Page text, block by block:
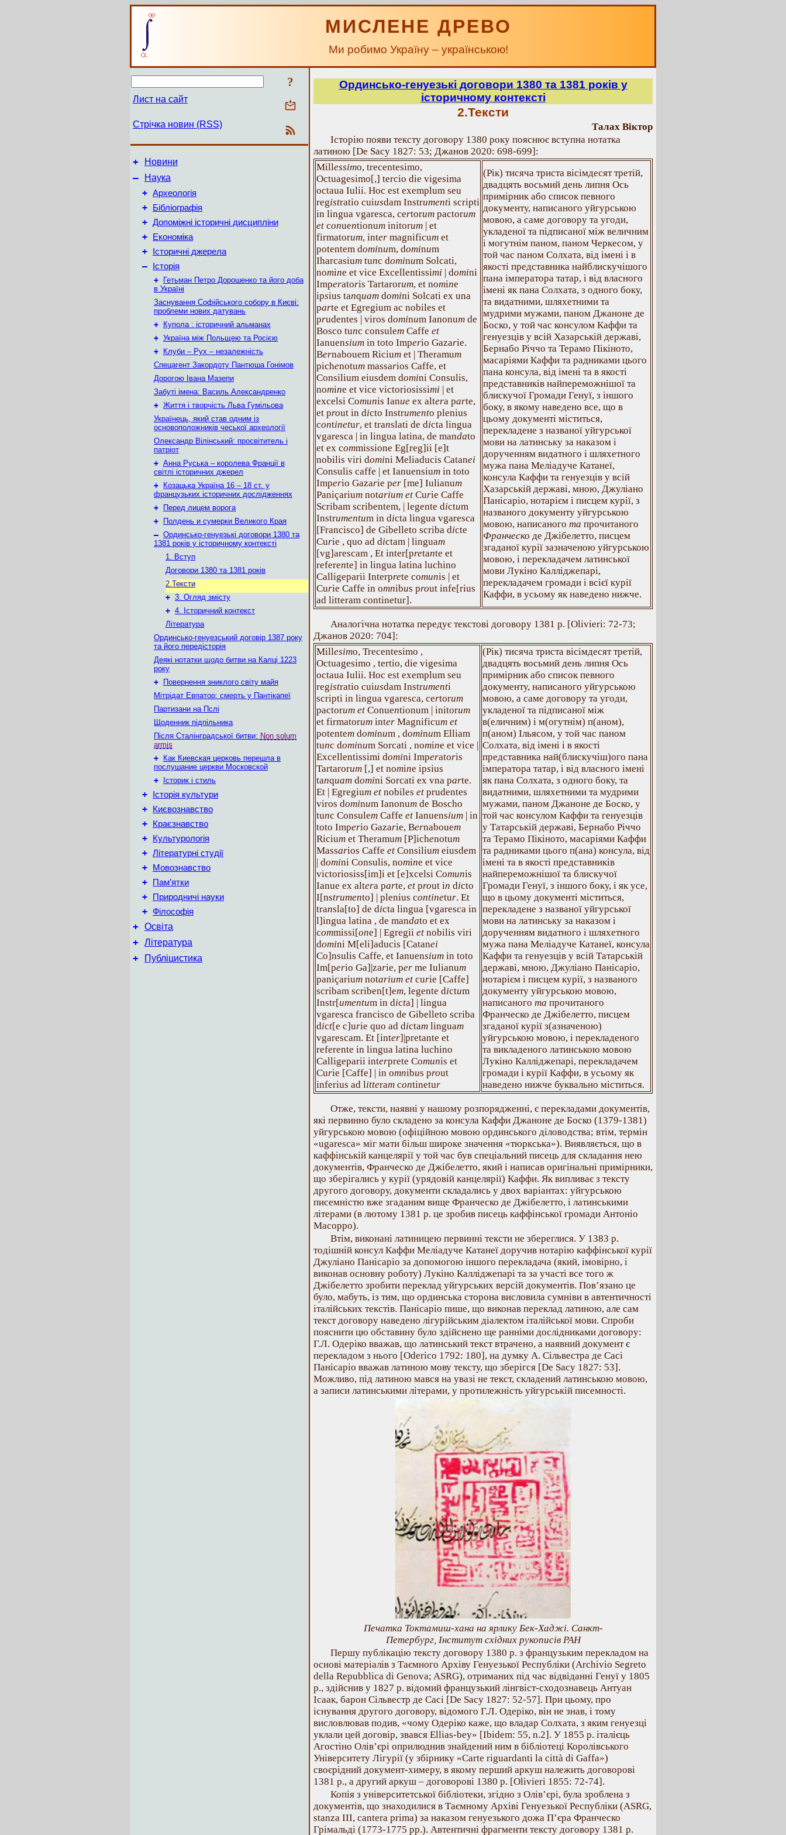
МИСЛЕНЕ ДРЕВО
Ми робимо Україну – українською!
?
Лист на сайт
Стрічка новин (RSS)
+ Новини
–
Наука
+ Археологія
+ Бібліографія
+ Допоміжні історичні дисципліни
+ Економіка
+ Історичні джерела
– Історія
+
Гетьман Петро Дорошенко та його доба
в Україні
Заснування Софійського собору в Києві:
проблеми нових датувань
+
Купола : історичний альманах
+ Україна між Польщею та Росією
+
Клуби – Рух – незалежність
Спецагент Закордоту Пантюша Гонімов
Дорогою Івана Мазепи
Забуті імена: Василь Александренко
+ Життя і творчість Льва Гумільова
Українець, який став одним із
основоположників чеської археології
Олександр Вілінський: просвітитель і
патріот
+ Анна Руська – королева Франції в
світлі історичних джерел
+
Козацька Україна 16 – 18 ст. у
французьких історичних дослідженнях
+
Перед лицем ворога
+
Полдень и сумерки Великого Края
– Ординсько-генуезькі договори 1380 та
1381 років у історичному контексті
1. Вступ
Договори 1380 та 1381 років
2.Тексти
+ 3. Огляд змісту
+ 4. Історичний контекст
Література
Ординсько-генуезський договір 1387 року
та його передісторія
Деякі нотатки щодо битви на Калці 1223
року
+
Повернення зниклого світу майя
Мітрідат Евпатор: смерть у Пантікапеї
Партизани на Пслі
Щоденник підпільника
Після Сталінградської битви: Non solum
armis
+
Как Киевская церковь перешла в
послушание церкви Московской
+
Історик і стиль
+ Історія культури
+ Києвознавство
+ Краєзнавство
+ Культурологія
+ Літературні студії
+ Мовознавство
+ Пам’ятки
+ Природничі науки
+ Філософія
+ Освіта
+ Література
+ Публіцистика
Ординсько-генуезькі договори 1380 та 1381 років у
історичному контексті
2.Тексти
Талах Віктор
Історію появи тексту договору 1380 року пояснює вступна нотатка
латиною [De Sacy 1827: 53; Джанов 2020: 698-699]:
Millessimo, trecentesimo,
Octuagesimo[,] tercio die vigesima
octaua Iulii. Hoc est exemplum seu
registratio cuiusdam Instrumenti scripti
in lingua vgaresca, certorum pactorum
et conuentionum initorum | et
firmatorum, inter magnificum et
potentem dominum, dominum
Iharcasium tunc dominum Solcati,
nomine et vice Excellentissimi | domini
Imperatoris Tartarorum, et nomine
ipsius tanquam domini Solcati ex una
parte et Egregium ac nobiles et
prudentes | viros dominum Ianonum de
Bosco tunc consulem Caffe et
Ianuensium in toto Imperio Gazarie.
Bernabouem Ricium et | Theramum
pichenotum massarios Caffe, et
Consilium eiusdem domini Consulis,
nomine et vice victoriosissimi | et
excelsi Comunis Ianue ex altera parte,
et prout in dicto Instrumento plenius
continetur, et translati de dicta lingua
vgaresca | in lingua latina, de mandato
et ex commissione Eg[reg]ii [e]t
nobilis viri domini Meliaducis Catanei
Consulis caffe | et Ianuensium in toto
Imperio Gazarie per [me] Iulianum
Paniçarium notarium et Curie Caffe
Scribam scribentem, | legente dictum
Instrumentum in dicta lingua vgaresca
[Francisco] de Gibelleto scriba dicte
Curie , quo ad dictam | linguam
[vg]arescam , Et inter[pretante et
referente] in lingua latina luchino
Calligeparii Interprete comunis | et
Curie Caffe in omnibus prout infe[rius
ad litteram continetur].
(Рік) тисяча триста вісімдесят третій,
двадцять восьмий день липня Ось
примірник або список певного
документу, написаного уйгурською
мовою, а саме договору та угоди,
укладеної та підписаної між величним
і могутнім паном, паном Черкесом, у
той час паном Солхата, від імені і в
якості представника найблискучішого
пана імператора татар, і від власного
імені як пана Солхата, з одного боку,
та видатними, шляхетними та
мудрими мужами, паном Джаноне де
Боско, у той час консулом Каффи та
генуезців у всій Хазарській державі,
Бернабо Річчо та Терамо Пікіното,
масаріями Каффи та радниками цього
пана консула, від імені та в якості
представників найпереможнішої та
блискучої Громади Генуї, з іншого
боку, в якому наведено все, що в
цьому документі міститься,
перекладене з названої уйгурської
мови на латинську за наказом і
дорученням видатного і шляхетного
мужа пана Меліадуче Катанеї,
консула Каффи та генуезців у всій
Хазарській державі, мною, Джуліано
Панісаріо, нотарієм і писцем курії, з
названого документу уйгурською
мовою, написаного та прочитаного
Франческо де Джібелетто, писцем
згаданої курії зазначеною уйгурською
мовою, і перекладачем латинської
мови Лукіно Калліджепарі,
перекладачем громади і всієї курії
Каффи, в усьому як наведено нижче.
Аналогічна нотатка передує текстові договору 1381 р. [Olivieri: 72-73;
Джанов 2020: 704]:
Millesimo, Trecentesimo ,
Octuagesimo , tertio, die vigesima
octaua Iulii. Hoc est exemplum seu
registratio cuiusdam Instrumenti
scripti in lingua vgaresca, certorum
pactorum et Conuentionum | initorum
et firmatorum inter Magnificum et
potentem dominum , dominum Elliam
tunc dominum Sorcati , nomine et vice |
Excellentissimi domini Imperatoris
Tartarorum [,] et nomine ipsius
tanquam domini Sorcati ex vna parte.
Et | Egregium et nobiles et prudentes
viros dominum Ianonum de Boscho
tunc Consulem Caffe et Ianuensium | in
toto Imperio Gazarie, Bernabouem
Ricium et Theramum [P]ichenotum
Massarios Caffe et Consilium eiusdem
| domini Consulis, nomine et vice
victoriosiss[im]i et [e]xcelsi Comunis
Ianue ex altera parte, et prout in dicto
I[nstrumento] | plenius continetur. Et
transla[to] de dicta lingua [vgaresca in
l]ingua latina , de mandato et ex
commissi[one] | Egregii et nobilis viri
domini M[eli]aducis [Catanei
Co]nsulis Caffe, et Ianuensium in toto
Im[perio Ga]|zarie, per me Iulianum
paniçarium notarium et curie [Caffe]
scribam scriben[t]em, legente dictum
Instr[umentum in dicta] | lingua
vgaresca francisco de Gibelleto scriba
dict[e c]urie quo ad dictam linguam
vgarescam. Et [inter]|pretante et
referente in lingua latina luchino
Calligeparii interprete Comunis et
Curie [Caffe] | in omnibus prout
inferius ad litteram continetur
(Рік) тисяча триста вісімдесят третій,
двадцять восьмий день липня Ось
примірник або список певного
документу, написаного уйгурською
мовою, а саме договору та угоди,
укладеної та підписаної між
в(еличним) і м(огутнім) п(аном),
п(аном) Ільясом, у той час паном
Солхата, від імені і в якості
представника най(блискучіш)ого пана
імператора татар, і від власного імені
як пана Солхата, з одного боку, та
видатними, шляхетними та мудрими
мужами, паном Джаноне де Боско, у
той час консулом Каффи та генуезців
у Татарській державі, Бернабо Річчо
та Терамо Пікіното, масаріями Каффи
та радниками цього п(ана) консула, від
імені та в якості представників
найпереможнішої та блискучої
Громади Генуї, з іншого боку, і як усе,
що в цьому документі міститься,
перекладене з названої уйгурської
мови на латинську за наказом і
дорученням видатного і шляхетного
мужа пана Меліадуче Катанеї, консула
Каффи та генуезців у всій Татарській
державі, мною, Джуліано Панісаріо,
нотарієм і писцем курії, з названого
документу уйгурською мовою,
написаного та прочитаного
Франческо де Джібелетто, писцем
згаданої курії з(азначеною)
уйгурською мовою, і перекладеного
та викладеного латинською мовою
Лукіно Калліджепарі, перекладачем
громади і курії Каффи, в усьому як
наведено нижче буквально міститься.
Отже, тексти, наявні у нашому розпорядженні, є перекладами документів,
які первинно було складено за консула Каффи Джаноне де Боско (1379-1381)
уйгурською мовою (офіційною мовою ординського діловодства; втім, термін
«ugaresca» міг мати більш широке значення «тюркська»). Виявляється, що в
каффінській канцелярії у той час був спеціальний писець для складання нею
документів, Франческо де Джібелетто, який і написав оригінальні примірники,
що зберігались у курії (урядовій канцелярії) Каффи. Як випливає з тексту
другого договору, документи складались у двох варіантах: уйгурською
писемністю вже згаданим вище Франческо де Джібелетто, і латинськими
літерами (в лютому 1381 р. це зробив писець каффінської громади Антоніо
Масорро).
Втім, виконані латиницею первинні тексти не збереглися. У 1383 р.
тодішній консул Каффи Меліадуче Катанеї доручив нотарію каффінської курії
Джуліано Панісаріо за допомогою іншого перекладача (який, імовірно, і
виконав основну роботу) Лукіно Калліджепарі та за участі все того ж
Джібелетто зробити переклад уйгурських версій документів. Пов’язано це
було, мабуть, із тим, що ординська сторона висловила сумніви в автентичності
італійських текстів. Панісаріо пише, що виконав переклад латиною, але сам
текст договору наведено лігурійським діалектом італійської мови. Спроби
пояснити цю обставину було здійснено ще ранніми дослідниками договору:
Г.Л. Одеріко вважав, що латинський текст втрачено, а наявний документ є
перекладом з нього [Oderico 1792: 180], на думку А. Сільвестра де Сасі
Панісаріо вважав латиною мову тексту, що зберігся [De Saсy 1827: 53].
Можливо, під латиною мався на увазі не текст, складений латинською мовою,
а записи латинськими літерами, у протилежність уйгурській писемності.
Печатка Токтамиш-хана на ярлику Бек-Хаджі. Санкт-
Петербург, Інститут східних рукописів РАН
Першу публікацію тексту договору 1380 р. з французьким перекладом на
основі матеріалів з Таємного Архіву Генуезької Республіки (Archivio Segreto
della Repubblica di Genova; ASRG), отриманих під час відвіданні Генуї у 1805
р., здійснив у 1827 р. відомий французький лінгвіст-сходознавець Антуан
Ісаак, барон Сільвестр де Сасі [De Sacy 1827: 52-57]. При цьому, про
існування другого договору, відомого Г.Л. Одеріко, він не знав, і тому
висловлював подив, «чому Одеріко каже, що владар Солхата, з яким генуезці
уклали цей договір, звався Ellias-bey» [Ibidem: 55, n.2]. У 1855 р. італієць
Агостіно Олів’єрі оприлюднив знайдений ним в бібліотеці Королівського
Університету Лігурії (у збірнику «Carte riguardanti la città di Gaffa»)
своєрідний документ-химеру, в якому перший аркуш належить договорові
1381 р., а другий аркуш – договорові 1380 р. [Olivieri 1855: 72-74].
Копія з університетської бібліотеки, згідно з Олів’єрі, була зроблена з
документів, що знаходилися в Таємному Архіві Генуезької Республіки (ASRG,
stanza III, cantera prima) за наказом генуезького дожа П’єра Франческо
Грімальді (1773-1775 рр.). Автентичні фрагменти тексту договору 1381 р.